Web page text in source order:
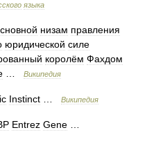
языка
низам правления
юридической силе
королём Фахдом
Википедия
Instinct Википедия
Entrez Gene